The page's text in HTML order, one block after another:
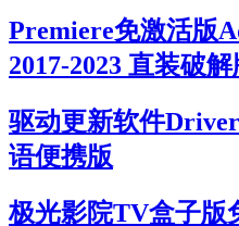
Premiere免激活版
2017-2023 直装破解
驱动更新软件
语便携版
极光影院TV盒子版